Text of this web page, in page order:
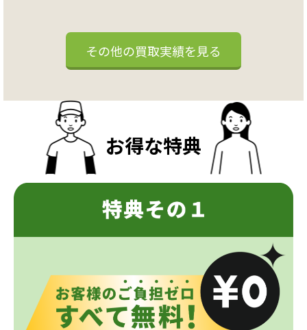
その他の買取実績を見る
お得な特典